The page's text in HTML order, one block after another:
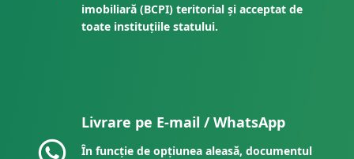
imobiliară (BCPI) teritorial și acceptat de
toate instituțiile statului.
Livrare pe E-mail / WhatsApp
În funcție de opțiunea aleasă, documentul